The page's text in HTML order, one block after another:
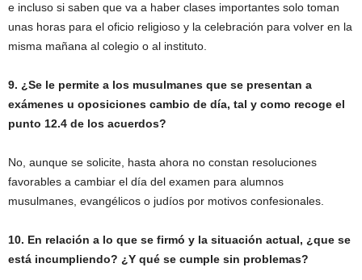
e incluso si saben que va a haber clases importantes solo toman
unas horas para el oficio religioso y la celebración para volver en la
misma mañana al colegio o al instituto.
9. ¿Se le permite a los musulmanes que se presentan a
exámenes u oposiciones cambio de día, tal y como recoge el
punto 12.4 de los acuerdos?
No, aunque se solicite, hasta ahora no constan resoluciones
favorables a cambiar el día del examen para alumnos
musulmanes, evangélicos o judíos por motivos confesionales.
10. En relación a lo que se firmó y la situación actual, ¿que se
está incumpliendo? ¿Y qué se cumple sin problemas?